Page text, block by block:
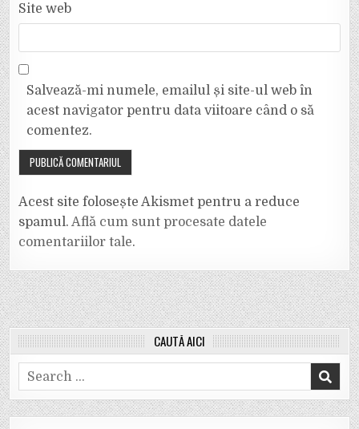
Site web
Salvează-mi numele, emailul și site-ul web în
acest navigator pentru data viitoare când o să
comentez.
Acest site folosește Akismet pentru a reduce
spamul.Află cum sunt procesate datele
comentariilor tale.
CAUTĂ AICI
Search
for: